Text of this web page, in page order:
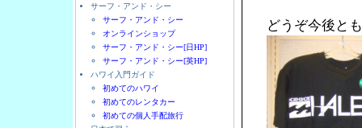
サーフ・アンド・シー
サーフ・アンド・シー
オンラインショップ
サーフ・アンド・シー[日HP]
サーフ・アンド・シー[英HP]
ハワイ入門ガイド
初めてのハワイ
初めてのレンタカー
初めての個人手配旅行
どうぞ今後と